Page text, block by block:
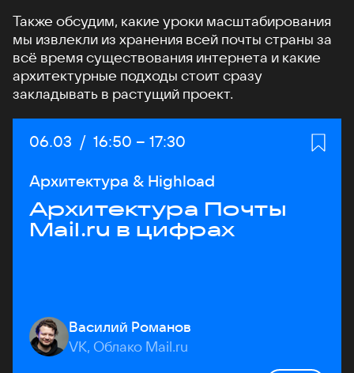
Также обсудим, какие уроки масштабирования
мы извлекли из хранения всей почты страны за
всё время существования интернета и какие
архитектурные подходы стоит сразу
закладывать в растущий проект.
Дата:
06.03 / Начало:
16:50 – Конец:
17:30
Архитектура & Highload
Архитектура Почты
Mail.ru в цифрах
Василий Романов
VK, Облако Mail.ru